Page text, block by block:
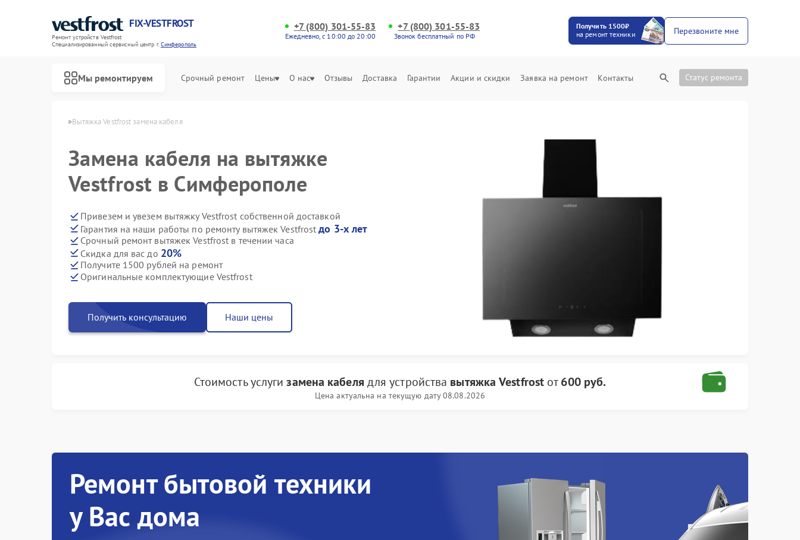
FIX-VESTFROST
Ремонт устройств Vestfrost
Специализированный cервисный центр г.Симферополь
+7 (800) 301-55-83
Ежедневно, с 10:00 до 20:00
+7 (800) 301-55-83
Звонок бесплатный по РФ
Получить 1500₽
на ремонт техники
Перезвоните мне
Мы ремонтируем Срочный ремонт Цены О нас Отзывы Доставка Гарантии Акции и скидки Заявка на ремонт Контакты Статус ремонта
Вытяжка Vestfrost замена кабеля
Замена кабеля на вытяжке
Vestfrost в Симферополе
Привезем и увезем вытяжку Vestfrost собственной доставкой
Гарантия на наши работы по ремонту вытяжек Vestfrostдо 3-х лет
Срочный ремонт вытяжек Vestfrost в течении часа
Скидка для вас до 20%
Получите 1500 рублей на ремонт
Оригинальные комплектующие Vestfrost
Получить консультацию Наши цены
Стоимость услугизамена кабеля для устройства вытяжка Vestfrost от600 руб.
Цена актуальна на текущую дату 08.08.2026
Ремонт бытовой техники
у Вас дома